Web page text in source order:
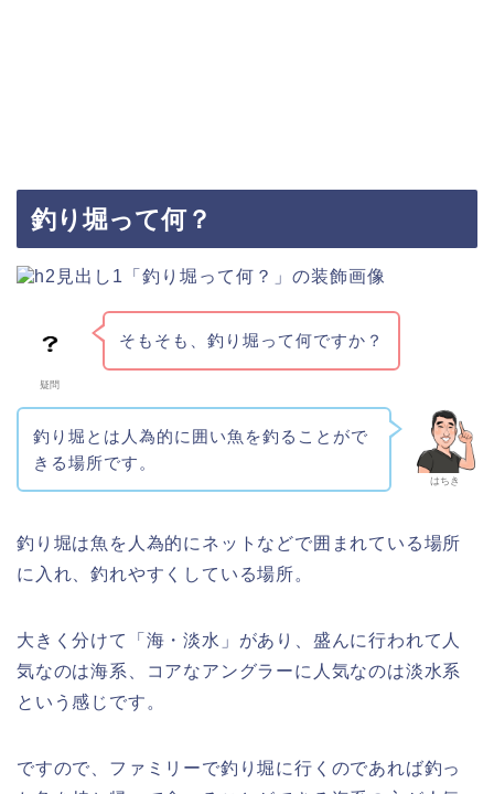
釣り堀って何？
疑問
そもそも、釣り堀って何ですか？
はちき
釣り堀とは人為的に囲い魚を釣ることがで
きる場所です。
釣り堀は魚を人為的にネットなどで囲まれている場所
に入れ、釣れやすくしている場所。
大きく分けて「海・淡水」があり、盛んに行われて人
気なのは海系、コアなアングラーに人気なのは淡水系
という感じです。
ですので、ファミリーで釣り堀に行くのであれば釣っ